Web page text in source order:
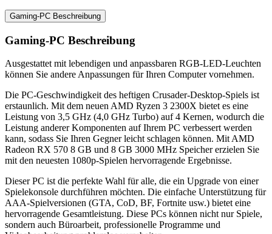
Gaming-PC Beschreibung
Gaming-PC Beschreibung
Ausgestattet mit lebendigen und anpassbaren RGB-LED-Leuchten
können Sie andere Anpassungen für Ihren Computer vornehmen.
Die PC-Geschwindigkeit des heftigen Crusader-Desktop-Spiels ist
erstaunlich. Mit dem neuen AMD Ryzen 3 2300X bietet es eine
Leistung von 3,5 GHz (4,0 GHz Turbo) auf 4 Kernen, wodurch die
Leistung anderer Komponenten auf Ihrem PC verbessert werden
kann, sodass Sie Ihren Gegner leicht schlagen können. Mit AMD
Radeon RX 570 8 GB und 8 GB 3000 MHz Speicher erzielen Sie
mit den neuesten 1080p-Spielen hervorragende Ergebnisse.
Dieser PC ist die perfekte Wahl für alle, die ein Upgrade von einer
Spielekonsole durchführen möchten. Die einfache Unterstützung für
AAA-Spielversionen (GTA, CoD, BF, Fortnite usw.) bietet eine
hervorragende Gesamtleistung. Diese PCs können nicht nur Spiele,
sondern auch Büroarbeit, professionelle Programme und